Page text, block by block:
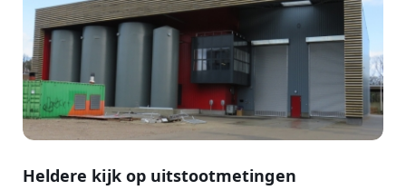
Heldere kijk op uitstootmetingen